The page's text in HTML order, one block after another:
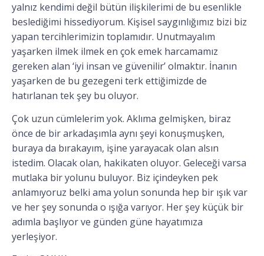
yalnız kendimi değil bütün ilişkilerimi de bu esenlikle
beslediğimi hissediyorum. Kişisel saygınlığımız bizi biz
yapan tercihlerimizin toplamıdır. Unutmayalım
yaşarken ilmek ilmek en çok emek harcamamız
gereken alan ‘iyi insan ve güvenilir’ olmaktır. İnanın
yaşarken de bu gezegeni terk ettiğimizde de
hatırlanan tek şey bu oluyor.
Çok uzun cümlelerim yok. Aklıma gelmişken, biraz
önce de bir arkadaşımla aynı şeyi konuşmuşken,
buraya da bırakayım, işine yarayacak olan alsın
istedim. Olacak olan, hakikaten oluyor. Geleceği varsa
mutlaka bir yolunu buluyor. Biz içindeyken pek
anlamıyoruz belki ama yolun sonunda hep bir ışık var
ve her şey sonunda o ışığa varıyor. Her şey küçük bir
adımla başlıyor ve günden güne hayatımıza
yerleşiyor.